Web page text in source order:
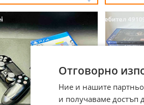
Отговорно
Ние и нашите
и получаваме достъп